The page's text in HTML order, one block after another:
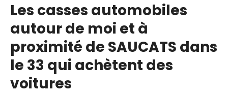
Les casses automobiles
autour de moi et à
proximité de SAUCATS dans
le 33 qui achètent des
voitures